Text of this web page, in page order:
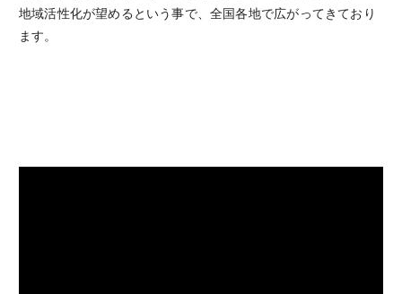
地域活性化が望めるという事で、全国各地で広がってきており
ます。